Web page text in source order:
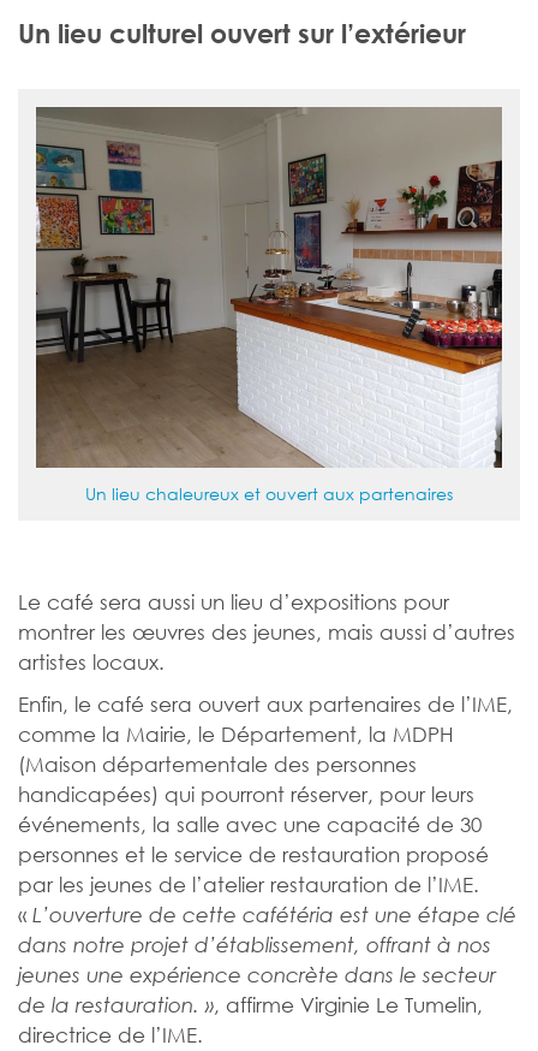
Un lieu culturel ouvert sur l’extérieur
Un lieu chaleureux et ouvert aux partenaires
Le café sera aussi un lieu d’expositions pour
montrer les œuvres des jeunes, mais aussi d’autres
artistes locaux.
Enfin, le café sera ouvert aux partenaires de l’IME,
comme la Mairie, le Département, la MDPH
(Maison départementale des personnes
handicapées) qui pourront réserver, pour leurs
événements, la salle avec une capacité de 30
personnes et le service de restauration proposé
par les jeunes de l’atelier restauration de l’IME.
« L’ouverture de cette cafétéria est une étape clé
dans notre projet d’établissement, offrant à nos
jeunes une expérience concrète dans le secteur
de la restauration. », affirme Virginie Le Tumelin,
directrice de l’IME.